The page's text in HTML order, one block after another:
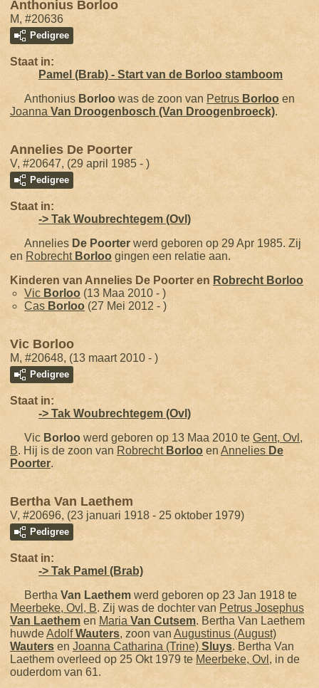
Anthonius Borloo
M, #20636
Pedigree
Staat in:
Pamel (Brab) - Start van de Borloo stamboom
Anthonius Borloo was de zoon van Petrus Borloo en
Joanna Van Droogenbosch (Van Droogenbroeck).
Annelies De Poorter
V, #20647, (29 april 1985 - )
Pedigree
Staat in:
-> Tak Woubrechtegem (Ovl)
Annelies De Poorter werd geboren op 29 Apr 1985. Zij
en Robrecht Borloo gingen een relatie aan.
Kinderen van Annelies De Poorter en Robrecht Borloo
Vic Borloo (13 Maa 2010 - )
Cas Borloo (27 Mei 2012 - )
Vic Borloo
M, #20648, (13 maart 2010 - )
Pedigree
Staat in:
-> Tak Woubrechtegem (Ovl)
Vic Borloo werd geboren op 13 Maa 2010 te Gent, Ovl,
B. Hij is de zoon van Robrecht Borloo en Annelies De
Poorter.
Bertha Van Laethem
V, #20696, (23 januari 1918 - 25 oktober 1979)
Pedigree
Staat in:
-> Tak Pamel (Brab)
Bertha Van Laethem werd geboren op 23 Jan 1918 te
Meerbeke, Ovl, B. Zij was de dochter van Petrus Josephus
Van Laethem en Maria Van Cutsem. Bertha Van Laethem
huwdeAdolfWauters, zoon van Augustinus (August)
Wauters en Joanna Catharina (Trine) Sluys. Bertha Van
Laethem overleed op 25 Okt 1979 te Meerbeke, Ovl , in de
ouderdom van 61.